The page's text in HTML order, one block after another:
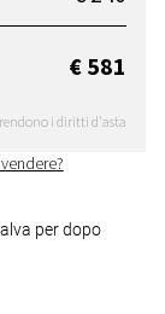
€ 581
i diritti d'asta
per dopo